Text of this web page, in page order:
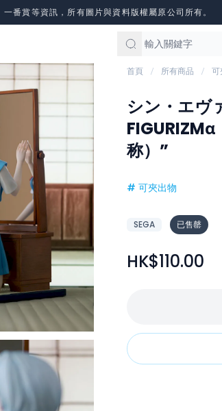
番賞等資訊，所有圖片與資料版權屬原公司所有。
首頁 所有商品 可
シン・エヴ
称）”
# 可夾出物
SEGA 已售罄
HK$110.00